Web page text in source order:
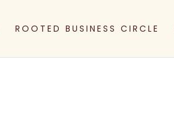
ROOTED BUSINESS CIRCLE